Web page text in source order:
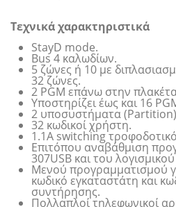
Τεχνικά χαρακτηριστικά
StayD mode.
Bus 4 καλωδίων.
5 ζώνες ή 10 με
32 ζώνες.
2 PGM επάνω στην
Υποστηρίζει έως και 16
2 υποσυστήματα
32 κωδικοί χρήστη.
1.1A switching
Επιτόπου αναβάθμιση
307USB και του
Μενού προγραμματισμού
κωδικό εγκαταστάτη και
συντήρησης.
Πολλαπλοί τηλεφωνικοί